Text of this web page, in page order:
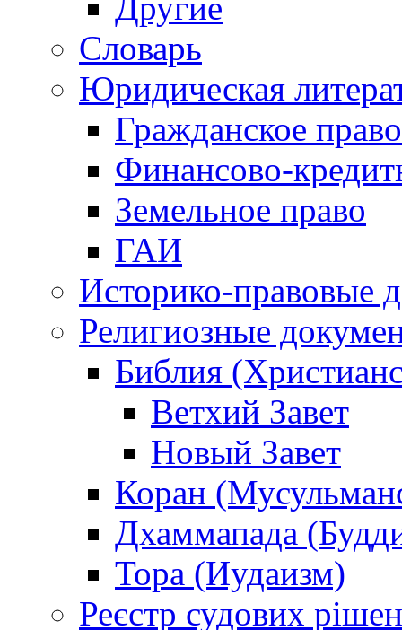
Словарь
Юридическая
Гражданское право
Финансово-
Земельное право
ГАИ
Историко-правовые
Религиозные
Библия
Ветхий Завет
Новый Завет
Коран
Дхаммапада
Тора (Иудаизм)
Реєстр судових